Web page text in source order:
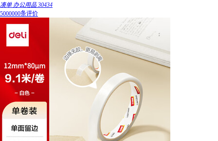
凑单 办公用品 30434
5000000条评价